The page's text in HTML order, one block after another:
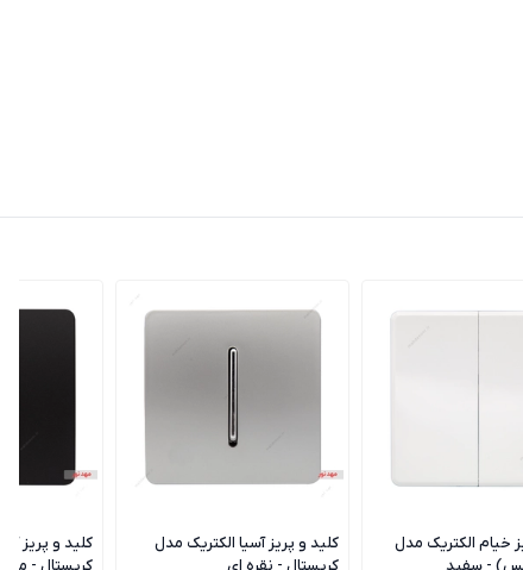
خیام الکتریک مدل
- سفید
کلید و پریز آسیا الکتریک مدل
کریستال - نقره ای
کلید و پریز
کریستال -